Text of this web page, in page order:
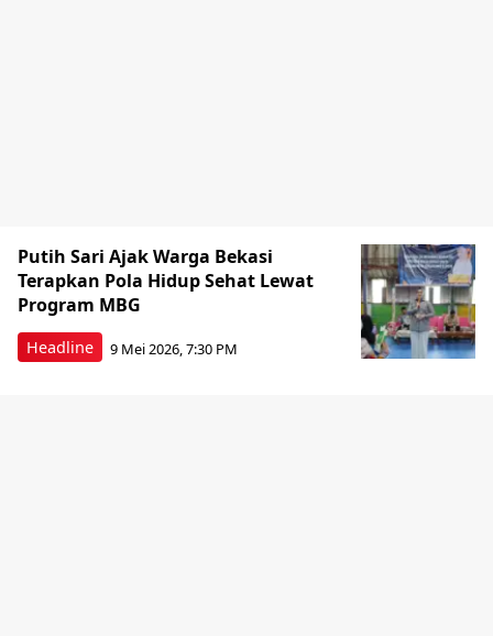
Headline
Putih Sari Ajak Warga Bekasi
Terapkan Pola Hidup Sehat Lewat
Program MBG
9 Mei 2026, 7:30 PM